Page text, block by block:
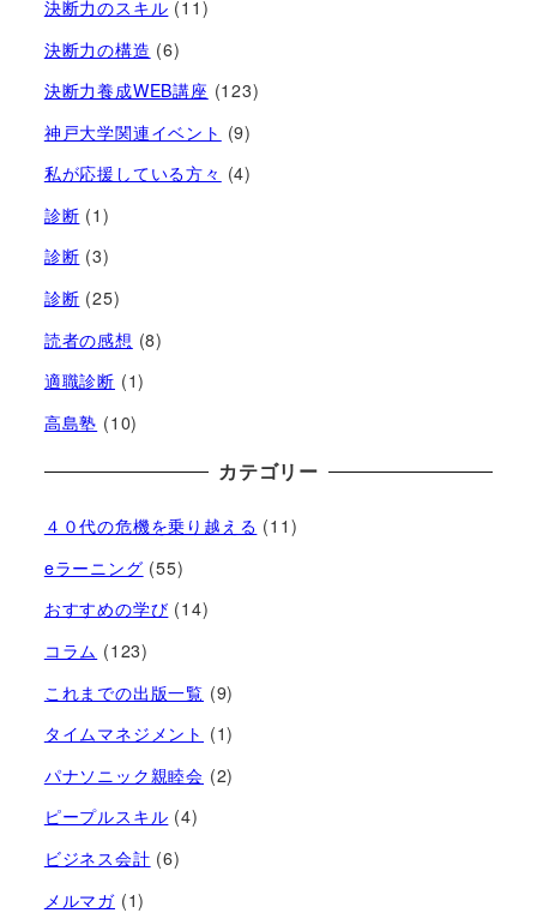
決断力のスキル (11)
決断力の構造 (6)
決断力養成WEB講座 (123)
神戸大学関連イベント (9)
私が応援している方々 (4)
診断 (1)
診断 (3)
診断 (25)
読者の感想 (8)
適職診断 (1)
高島塾 (10)
カテゴリー
４０代の危機を乗り越える (11)
eラーニング (55)
おすすめの学び (14)
コラム (123)
これまでの出版一覧 (9)
タイムマネジメント (1)
パナソニック親睦会 (2)
ピープルスキル (4)
ビジネス会計 (6)
メルマガ (1)